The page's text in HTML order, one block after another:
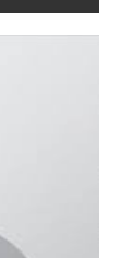
Lý lớp
lớp 9 ,